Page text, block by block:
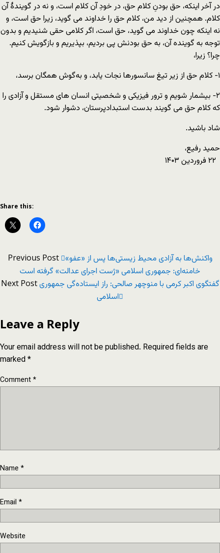
در آخر اینکه، حق بودنِ کلام حق، در خودِ آن کلام است، و نه در گویندۀ آن
کلام. همچنین از دید من، کلام‌ حق را خداوند می گوید، زیرا حق است، و
نه اینکه چون خداوند می گوید، حق است، اگر کلامی حقی شنیدیم و بدون
توجه به گوینده آن، به حق بودنش پی بردیم، بپذیریم و بازگویش کنیم.
چرا؟ زیرا،
۱- کلام حق از زیر تیغ سانسورها نجات یابد، و به‌گوش همگان برسد،
۲- بیشمار شویم و ترور فیزیکی و شخصیتی انسان های مستقل و آزادی را
که کلام‌ حق می گویند بدست استبدادپرستان، دشوار شود.
شاد باشید.
حمید رفیع،
Share this:
Previous Post واکنش‌ها به آزادی محیط‌ زیستی‌ها پس از «عفو»
خامنه‌ای: جمهوری اسلامی «ژست اجرای عدالت» گرفته است
Next Postگفتگوی اکبر کرمی با منوچهر صالحی: راز ایستاده‌گی جمهوری
اسلامی
Leave a Reply
Your email address will not be published. Required fields are
marked*
Comment*
Name *
Email *
Website